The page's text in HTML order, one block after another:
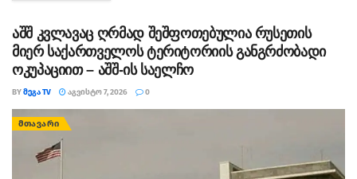
აშშ კვლავაც ღრმად შეშფოთებულია რუსეთის
მიერ საქართველოს ტერიტორიის განგრძობადი
ოკუპაციით – აშშ-ის საელჩო
BYᲛᲔᲒᲐ TV ᲐᲒᲕᲘᲡᲢᲝ 7, 2026 0
ᲛᲗᲐᲕᲐᲠᲘ